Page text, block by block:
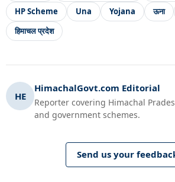
HP Scheme
Una Yojana ऊना
हिमाचल प्रदेश
HE
HimachalGovt.com Editorial
Reporter covering Himachal
and government schemes.
Send us your